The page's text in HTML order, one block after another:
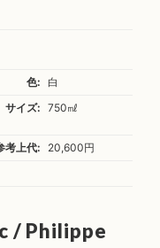
色:
白
サイズ: 750㎖
考上代:
20,600円
/ Philippe